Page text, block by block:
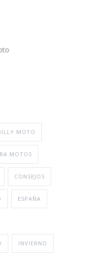
MOTO
MOTOS
CONSEJOS
ESPAÑA
INVIERNO